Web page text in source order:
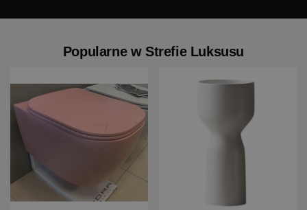
Popularne w Strefie Luksusu